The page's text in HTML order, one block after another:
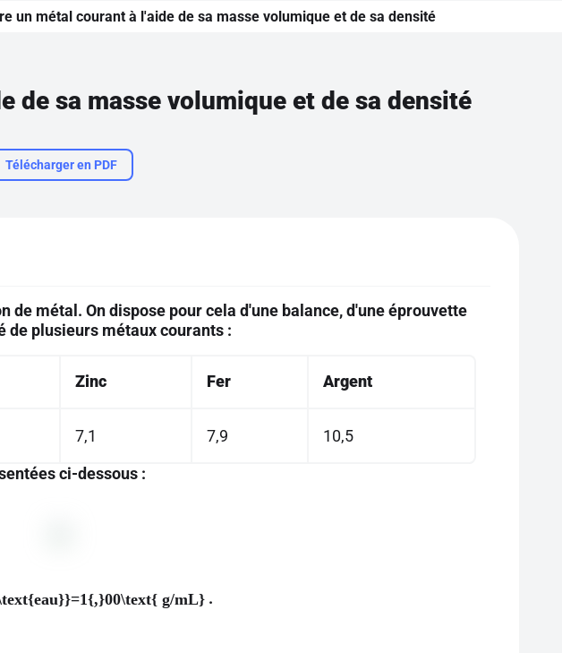
un métal courant à l'aide de sa masse volumique et de sa densité
de sa masse volumique et de sa densité
Télécharger en PDF
métal. On dispose pour cela d'une balance, d'une éprouvette
de plusieurs métaux courants :
Zinc Fer Argent
7,1 7,9
10,5
ci-dessous :
g/mL} .